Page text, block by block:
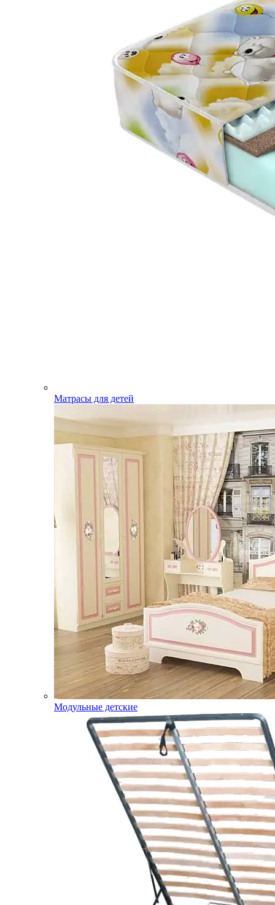
Матрасы для детей
Модульные детские